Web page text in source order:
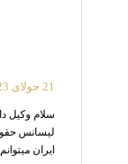
21 جولای 2023
سلام وکیل
لیسانس
ایران